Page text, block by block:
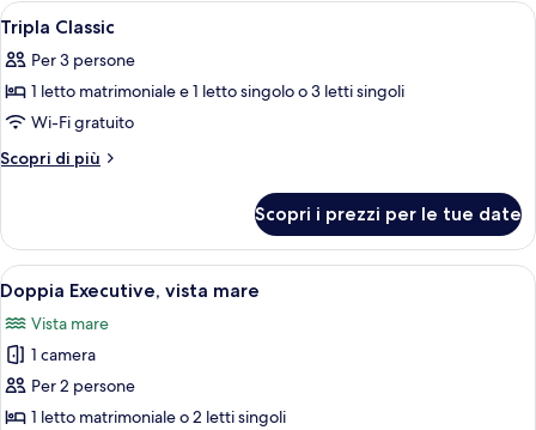
2
letti
singoli
letto
matrimoniale
o
2
singoli
Apri
tutte
le
foto
per
Tripla
Camera d'albergo con due letti, un
7
Tripla Classic
Per 3 persone
1 letto matrimoniale e 1 letto singolo o 3 letti singoli
Wi-Fi gratuito
Scopri di più
Altri
Classic
Scopri i prezzi per le tue date
Apri
tutte
le
foto
per
Doppia
Camera d'albergo con un letto
5
Doppia Executive, vista mare
Vista mare
1 camera
Per 2 persone
1 letto matrimoniale o 2 letti singoli